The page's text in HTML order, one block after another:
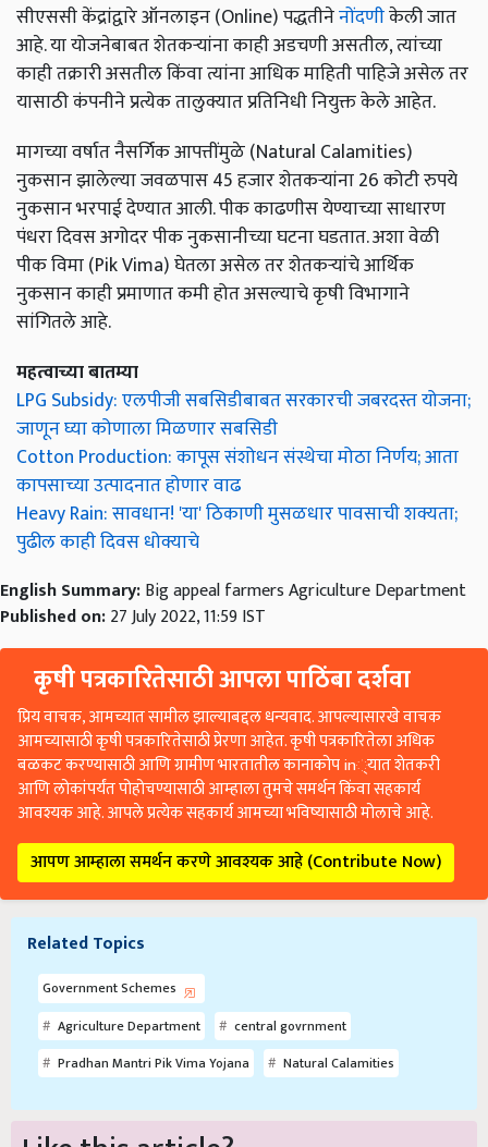
सीएससी केंद्रांद्वारे ऑनलाइन (Online) पद्धतीनेनोंदणीकेली जात
आहे. या योजनेबाबत शेतकऱ्यांना काही अडचणी असतील, त्यांच्या
काही तक्रारी असतील किंवा त्यांना आधिक माहिती पाहिजे असेल तर
यासाठी कंपनीने प्रत्येक तालुक्यात प्रतिनिधी नियुक्त केले आहेत.
मागच्या वर्षात नैसर्गिक आपत्तींमुळे (Natural Calamities)
नुकसान झालेल्या जवळपास 45 हजार शेतकऱ्यांना 26 कोटी रुपये
नुकसान भरपाई देण्यात आली. पीक काढणीस येण्याच्या साधारण
पंधरा दिवस अगोदर पीक नुकसानीच्या घटना घडतात. अशा वेळी
पीक विमा (Pik Vima) घेतला असेल तर शेतकऱ्यांचे आर्थिक
नुकसान काही प्रमाणात कमी होत असल्याचे कृषी विभागाने
सांगितले आहे.
महत्वाच्या बातम्या
LPG Subsidy: एलपीजी सबसिडीबाबत सरकारची जबरदस्त योजना;
जाणून घ्या कोणाला मिळणार सबसिडी
Cotton Production: कापूस संशोधन संस्थेचा मोठा निर्णय; आता
कापसाच्या उत्पादनात होणार वाढ
Heavy Rain: सावधान! 'या' ठिकाणी मुसळधार पावसाची शक्यता;
पुढील काही दिवस धोक्याचे
English Summary:Big appeal farmers Agriculture Department
Published on:27 July 2022, 11:59 IST
कृषी पत्रकारितेसाठी आपला पाठिंबा दर्शवा
प्रिय वाचक, आमच्यात सामील झाल्याबद्दल धन्यवाद. आपल्यासारखे वाचक
आमच्यासाठी कृषी पत्रकारितेसाठी प्रेरणा आहेत. कृषी पत्रकारितेला अधिक
बळकट करण्यासाठी आणि ग्रामीण भारतातील कानाकोप in्यात शेतकरी
आणि लोकांपर्यंत पोहोचण्यासाठी आम्हाला तुमचे समर्थन किंवा सहकार्य
आवश्यक आहे. आपले प्रत्येक सहकार्य आमच्या भविष्यासाठी मोलाचे आहे.
आपण आम्हाला समर्थन करणे आवश्यक आहे (Contribute Now)
Related Topics
Government Schemes
Agriculture Department
central govrnment
Pradhan Mantri Pik Vima Yojana
Natural Calamities